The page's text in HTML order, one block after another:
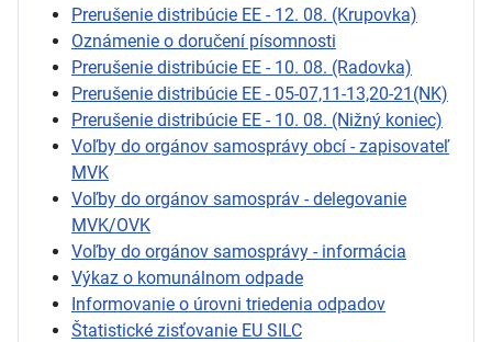
Prerušenie distribúcie EE - 12. 08. (Krupovka)
Oznámenie o doručení písomnosti
Prerušenie distribúcie EE - 10. 08. (Radovka)
Prerušenie distribúcie EE - 05-07,11-13,20-21(NK)
Prerušenie distribúcie EE - 10. 08. (Nižný koniec)
Voľby do orgánov samosprávy obcí - zapisovateľ
MVK
Voľby do orgánov samospráv - delegovanie
MVK/OVK
Voľby do orgánov samosprávy - informácia
Výkaz o komunálnom odpade
Informovanie o úrovni triedenia odpadov
Štatistické zisťovanie EU SILC